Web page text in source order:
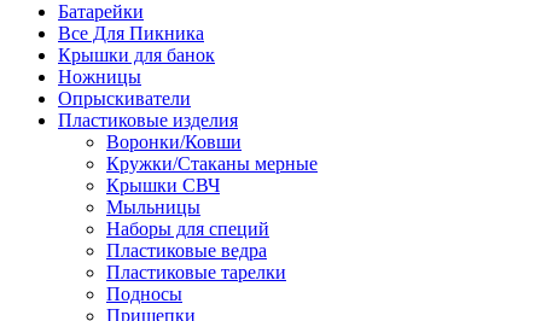
Батарейки
Все Для Пикника
Крышки для банок
Ножницы
Опрыскиватели
Пластиковые изделия
Воронки/Ковши
Кружки/Стаканы мерные
Крышки СВЧ
Мыльницы
Наборы для специй
Пластиковые ведра
Пластиковые тарелки
Подносы
Прищепки